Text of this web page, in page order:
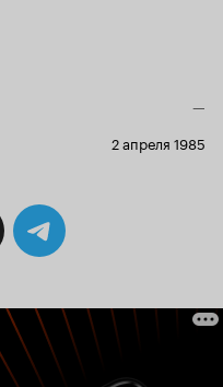
—
2 апреля 1985